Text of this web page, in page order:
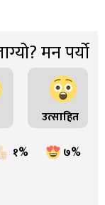
मन पर्यो
उत्साहित
१% ७%